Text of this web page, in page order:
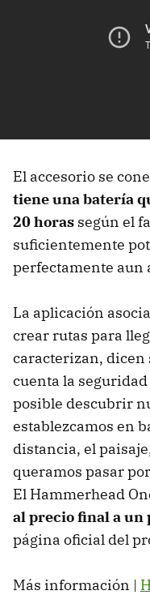
El accesorio se
tiene una batería
20 horas según el
suficientemente
perfectamente aun
La aplicación
crear rutas para
caracterizan, dicen
cuenta la
posible descubrir
establezcamos en
distancia, el
queramos pasar
El Hammerhead
al precio final a un
página oficial del
Más información |